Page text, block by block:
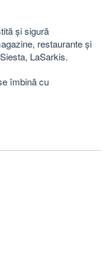
și sigură
restaurante și
LaSarkis.
îmbină cu